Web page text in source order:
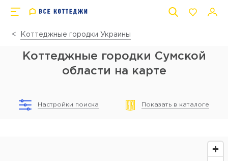
Коттеджные городки Украины
Коттеджные городки Сумской
области на карте
Настройки поиска Показать в каталоге